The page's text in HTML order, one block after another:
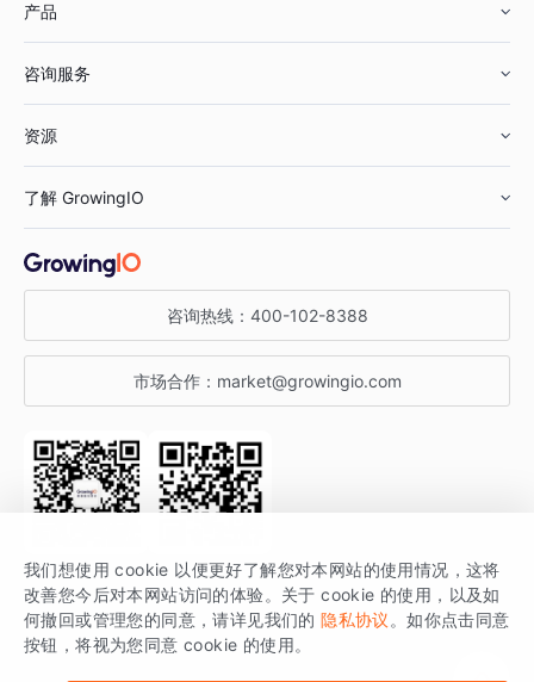
鞋服行业
汽车行业
金融行业
产品
智能运营
获客分析
咨询服务
资源
增长公开课
增长博客
开发者文档
SDK 文档
场景指南
了解 GrowingIO
关于 GrowingIO
增长大会
行业活动
咨询热线： 400-102-8388
市场合作： market@growingio.com
关注公众号 获取更多干货
GrowingIO 是专注于数据智能分析与增长的品牌，核心平台为 GrowingIO
分析云。
我们想使用 cookie 以便更好了解您对本网站的使用情况，这将
改善您今后对本网站访问的体验。关于 cookie 的使用，以及如
何撤回或管理您的同意，请详见我们的 隐私协议 。如你点击同意
按钮，将视为您同意 cookie 的使用。